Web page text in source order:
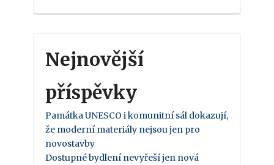
Nejnovější
příspěvky
Památka UNESCO i komunitní sál dokazují,
že moderní materiály nejsou jen pro
novostavby
Dostupné bydlení nevyřeší jen nová